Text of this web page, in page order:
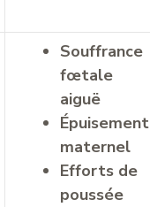
Souffrance
fœtale
aiguë
Épuisement
maternel
Efforts de
poussée